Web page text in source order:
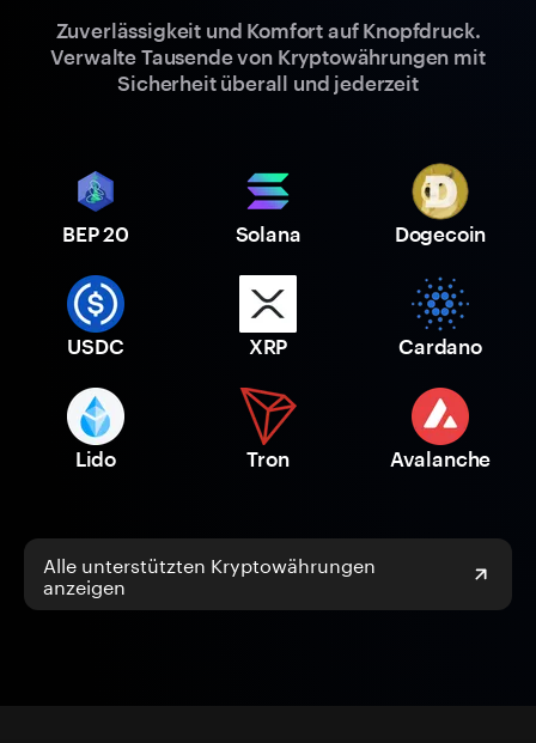
Zuverlässigkeit und Komfort auf Knopfdruck.
Verwalte Tausende von Kryptowährungen mit
Sicherheit überall und jederzeit
BEP 20 Solana Dogecoin
USDC XRP Cardano
Lido Tron Avalanche
Alle unterstützten Kryptowährungen
anzeigen